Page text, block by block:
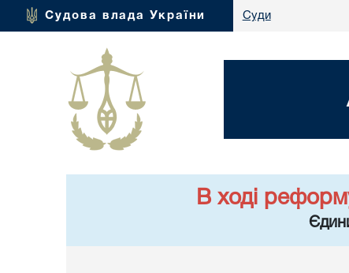
Судова влада України Суди
В ході